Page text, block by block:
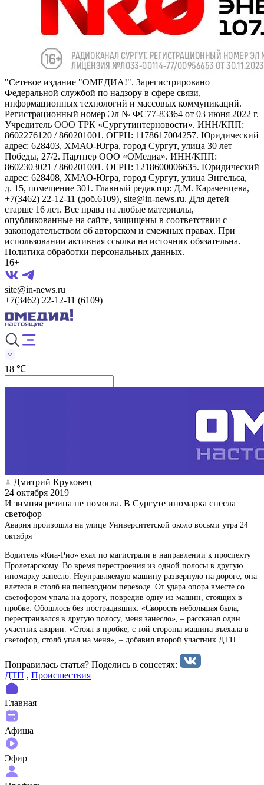
"Сетевое издание "ОМЕДИА!". Зарегистрировано
Федеральной службой по надзору в сфере связи,
информационных технологий и массовых коммуникаций.
Регистрационный номер Эл № ФС77-83364 от 03 июня 2022 г.
Учредитель ООО ТРК «Сургутинтерновости». ИНН/КПП:
8602276120 / 860201001. ОГРН: 1178617004257. Юридический
адрес: 628403, ХМАО-Югра, город Сургут, улица 30 лет
Победы, 27/2. Партнер ООО «ОМедиа». ИНН/КПП:
8602303021 / 860201001. ОГРН: 1218600006635. Юридический
адрес: 628408, ХМАО-Югра, город Сургут, улица Энгельса,
д. 15, помещение 301. Главный редактор: Д.М. Караченцева,
+7(3462) 22-12-11 (доб.6109), site@in-news.ru. Для детей
старше 16 лет. Все права на любые материалы,
опубликованные на сайте, защищены в соответствии с
законодательством об авторском и смежных правах. При
использовании активная ссылка на источник обязательна.
Политика обработки персональных данных.
16+
site@in-news.ru
+7(3462) 22-12-11 (6109)
18 ℃
Дмитрий Круковец
24 октября 2019
И зимняя резина не помогла. В Сургуте иномарка снесла
светофор
Авария произошла на улице Университетской около восьми утра 24
октября
Водитель «Киа-Рио» ехал по магистрали в направлении к проспекту
Пролетарскому. Во время перестроения из одной полосы в другую
иномарку занесло. Неуправляемую машину развернуло на дороге, она
влетела в столб на пешеходном переходе. От удара опора вместе со
светофором упала на дорогу, повредив одну из машин, стоящих в
пробке. Обошлось без пострадавших. «Скорость небольшая была,
перестраивался в другую полосу, меня занесло», – рассказал один
участник аварии. «Стоял в пробке, с той стороны машина въехала в
светофор, столб упал на меня», – добавил второй участник ДТП.
Понравилась статья? Поделиcь в соцсетях:
ДТП , Происшествия
Главная
Афиша
Эфир